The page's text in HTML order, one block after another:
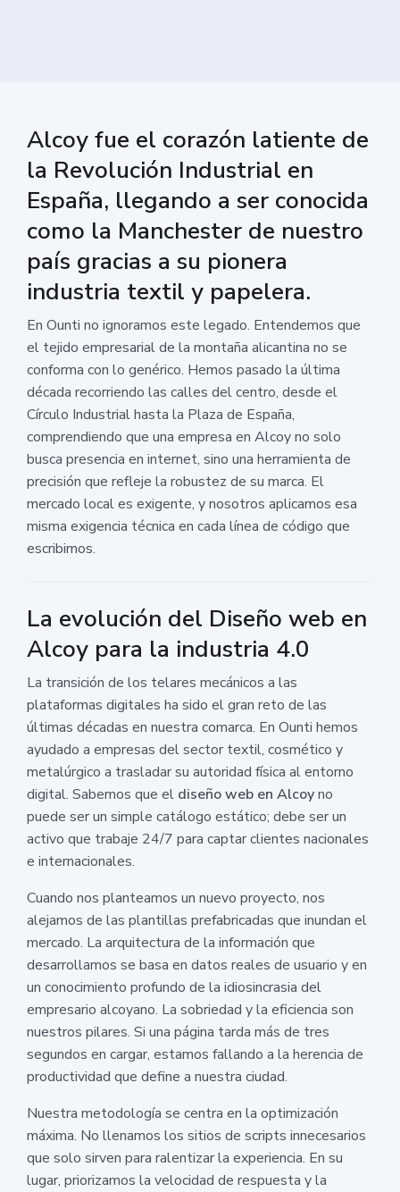
Alcoy fue el corazón latiente de
la Revolución Industrial en
España, llegando a ser conocida
como la Manchester de nuestro
país gracias a su pionera
industria textil y papelera.
En Ounti no ignoramos este legado. Entendemos que
el tejido empresarial de la montaña alicantina no se
conforma con lo genérico. Hemos pasado la última
década recorriendo las calles del centro, desde el
Círculo Industrial hasta la Plaza de España,
comprendiendo que una empresa en Alcoy no solo
busca presencia en internet, sino una herramienta de
precisión que refleje la robustez de su marca. El
mercado local es exigente, y nosotros aplicamos esa
misma exigencia técnica en cada línea de código que
escribimos.
La evolución del Diseño web en
Alcoy para la industria 4.0
La transición de los telares mecánicos a las
plataformas digitales ha sido el gran reto de las
últimas décadas en nuestra comarca. En Ounti hemos
ayudado a empresas del sector textil, cosmético y
metalúrgico a trasladar su autoridad física al entorno
digital. Sabemos que el diseño web en Alcoyno
puede ser un simple catálogo estático; debe ser un
activo que trabaje 24/7 para captar clientes nacionales
e internacionales.
Cuando nos planteamos un nuevo proyecto, nos
alejamos de las plantillas prefabricadas que inundan el
mercado. La arquitectura de la información que
desarrollamos se basa en datos reales de usuario y en
un conocimiento profundo de la idiosincrasia del
empresario alcoyano. La sobriedad y la eficiencia son
nuestros pilares. Si una página tarda más de tres
segundos en cargar, estamos fallando a la herencia de
productividad que define a nuestra ciudad.
Nuestra metodología se centra en la optimización
máxima. No llenamos los sitios de scripts innecesarios
que solo sirven para ralentizar la experiencia. En su
lugar, priorizamos la velocidad de respuesta y la